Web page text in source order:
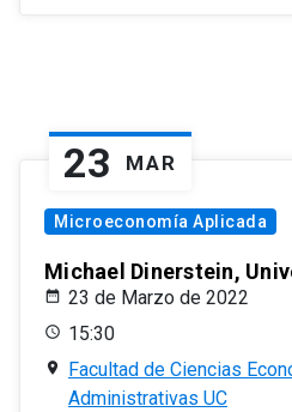
23 MAR
Microeconomía Aplicada
Michael Dinerstein,
23 de Marzo de 2022
15:30
Facultad de Ciencias
Administrativas UC